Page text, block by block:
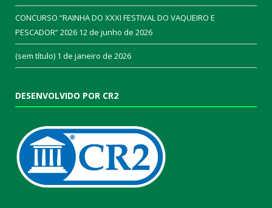
CONCURSO “RAINHA DO XXXI FESTIVAL DO VAQUEIRO E
PESCADOR” 2026 12 de junho de 2026
(sem título) 1 de janeiro de 2026
DESENVOLVIDO POR CR2